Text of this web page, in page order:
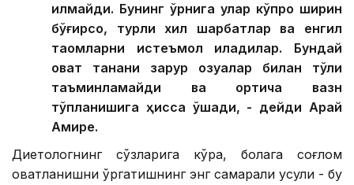
қилмайди. Бунинг ўрнига улар кўпроқ ширин
бўғирсоқ, турли хил шарбатлар ва енгил
таомларни истеъмол қиладилар. Бундай
овқат танани зарур озуқалар билан тўлиқ
таъминламайди ва ортиқча вазн
тўпланишига ҳисса қўшади, - дейди Арай
Амире.
Диетологнинг сўзларига кўра, болага соғлом
овқатланишни ўргатишнинг энг самарали усули - бу